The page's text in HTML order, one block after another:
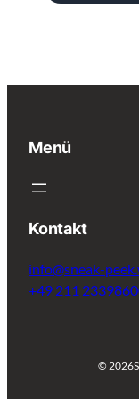
Menü
Kontakt
info@sneak-
+49 211
© 2026